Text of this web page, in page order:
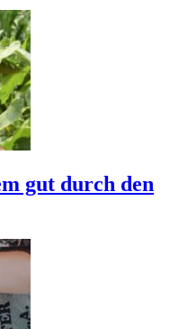
gut durch den